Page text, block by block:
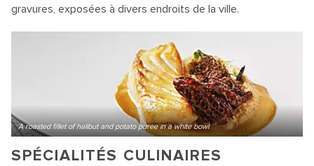
gravures, exposées à divers endroits de la ville.
A roasted fillet of halibut and potato puree in a white bowl
SPÉCIALITÉS CULINAIRES